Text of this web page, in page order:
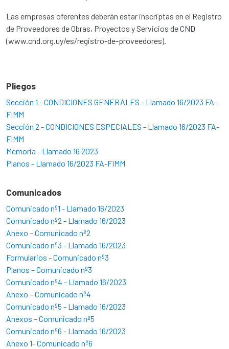
Las empresas oferentes deberán estar inscriptas en el Registro
de Proveedores de Obras, Proyectos y Servicios de CND
(www.cnd.org.uy/es/registro-de-proveedores).
Pliegos
Sección 1 - CONDICIONES GENERALES - Llamado 16/2023 FA-
FIMM
Sección 2 - CONDICIONES ESPECIALES - Llamado 16/2023 FA-
FIMM
Memoria - Llamado 16 2023
Planos - Llamado 16/2023 FA-FIMM
Comunicados
Comunicado nº1 - Llamado 16/2023
Comunicado nº2 - Llamado 16/2023
Anexo – Comunicado nº2
Comunicado nº3 - Llamado 16/2023
Formularios - Comunicado nº3
Planos – Comunicado nº3
Comunicado nº4 - Llamado 16/2023
Anexo – Comunicado nº4
Comunicado nº5 - Llamado 16/2023
Anexos – Comunicado nº5
Comunicado nº6 - Llamado 16/2023
Anexo 1- Comunicado nº6